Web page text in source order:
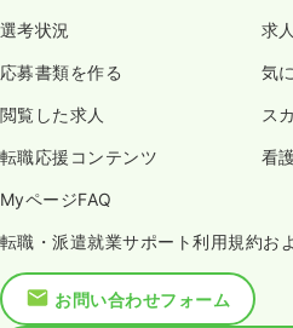
選考状況 求
応募書類を作る 気
閲覧した求人 ス
転職応援コンテンツ 看
MyページFAQ
転職・派遣就業サポート利用規約お
お問い合わせフォーム